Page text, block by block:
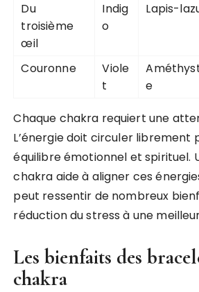
Du
troisième
œil
Indig
o
Lapis-
Couronne
Viole
t
e
Chaque chakra requiert une
L’énergie doit circuler librement
équilibre émotionnel et spirituel.
chakra aide à aligner ces
peut ressentir de nombreux
réduction du stress à une
Les bienfaits des
chakra